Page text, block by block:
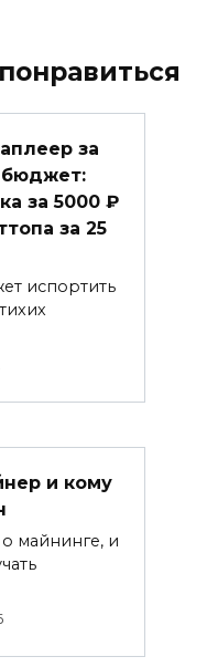
за
за 5000 ₽
за 25
испортить
и кому
майнинге, и